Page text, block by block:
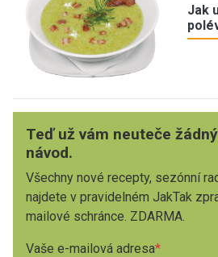
Jak
Teď už vám neuteče
návod.
Všechny nové recepty, sezónní
najdete v pravidelném JakTak
mailové schránce. ZDARMA.
Vaše e-mailová adresa